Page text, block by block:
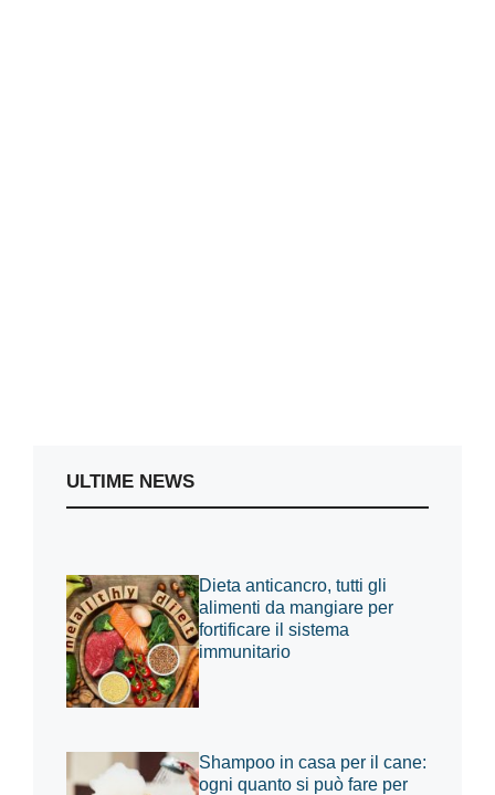
ULTIME NEWS
Dieta anticancro, tutti gli
alimenti da mangiare per
fortificare il sistema
immunitario
Shampoo in casa per il cane:
ogni quanto si può fare per